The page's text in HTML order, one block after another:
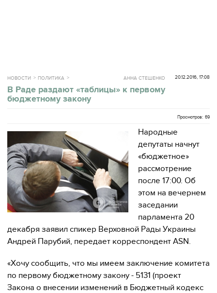
НОВОСТИ ПОЛИТИКА 20.12.2016, 17:08
АННА СТЕШЕНКО
В Раде раздают «таблицы» к первому
бюджетному закону
Просмотров: 69
Народные
депутаты начнут
«бюджетное»
рассмотрение
после 17:00. Об
этом на вечернем
заседании
парламента 20
декабря заявил спикер Верховной Рады Украины
Андрей Парубий, передает корреспондент ASN.
«Хочу сообщить, что мы имеем заключение комитета
по первому бюджетному закону - 5131 (проект
Закона о внесении изменений в Бюджетный кодекс